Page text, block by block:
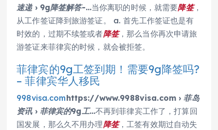
速递 › 9g降签解答-…当你离职的时候，就需要降签，
从工作签证降到旅游签证。 a. 首先工作签证也是有
时效的，过期不续签或者降签，那么当你再次申请旅
游签证来菲律宾的时候，就会被拒签。
菲律宾的9g工签到期！需要9g降签吗?
– 菲律宾华人移民
998visa.comhttps://www.9988visa.com › 菲岛
资讯 › 菲律宾的9g工…不再到菲律宾工作了，打算回
国发展，那么久不用办理降签，工签有效期过自动失